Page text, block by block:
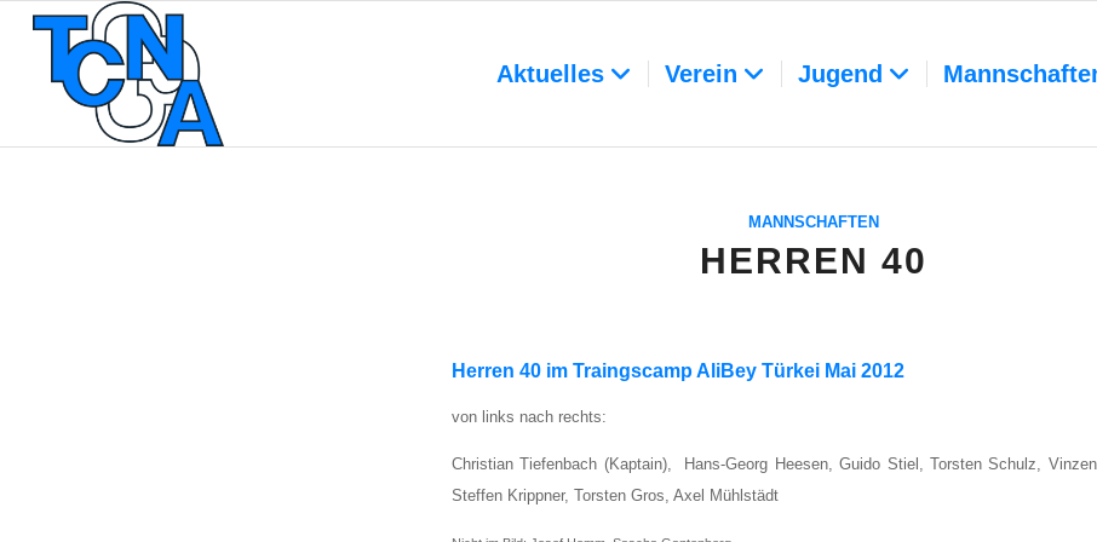
Aktuelles Verein Jugend
MANNSCHAFTEN
HERREN 40
Her­ren 40 im Traings­camp Ali­Bey Tür­kei Mai 2012
von links nach rechts:
Chris­ti­an Tie­fen­bach (Kap­tain), Hans-Georg Heesen,Gui­do Stiel, Tors­ten Schulz,
Stef­fen Kripp­ner, Tors­ten Gros, Axel Mühl­städt